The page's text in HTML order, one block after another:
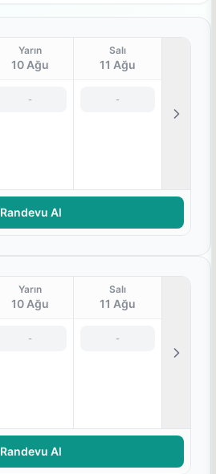
Yarın
10 Ağu
-
Salı
11 Ağu
-
Randevu Al
Yarın
10 Ağu
-
Salı
11 Ağu
-
Randevu Al